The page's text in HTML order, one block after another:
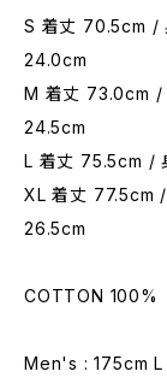
S 着丈 70.5cm /
24.0cm
M 着丈 73.0cm
24.5cm
L 着丈 75.5cm /
XL 着丈 77.5cm
26.5cm
COTTON 100%
Men's : 175cm L